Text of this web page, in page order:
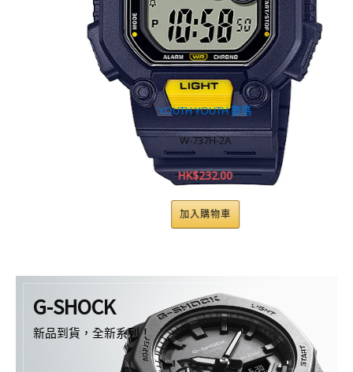
YOUTH,YOUTH 數碼
W-737H-2A
HK$232.00
加入購物車
G-SHOCK
新品到貨，全新系列！